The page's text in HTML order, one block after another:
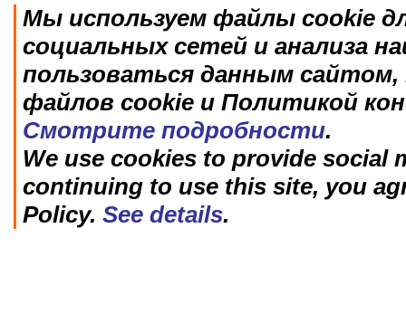
Мы используем файлы cookie
социальных сетей и анализа
пользоваться данным
файлов cookie и Политикой
Смотрите подробности.
We use cookies to provide social
continuing to use this site, you
Policy. See details.